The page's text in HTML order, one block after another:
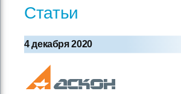
Статьи
4 декабря 2020